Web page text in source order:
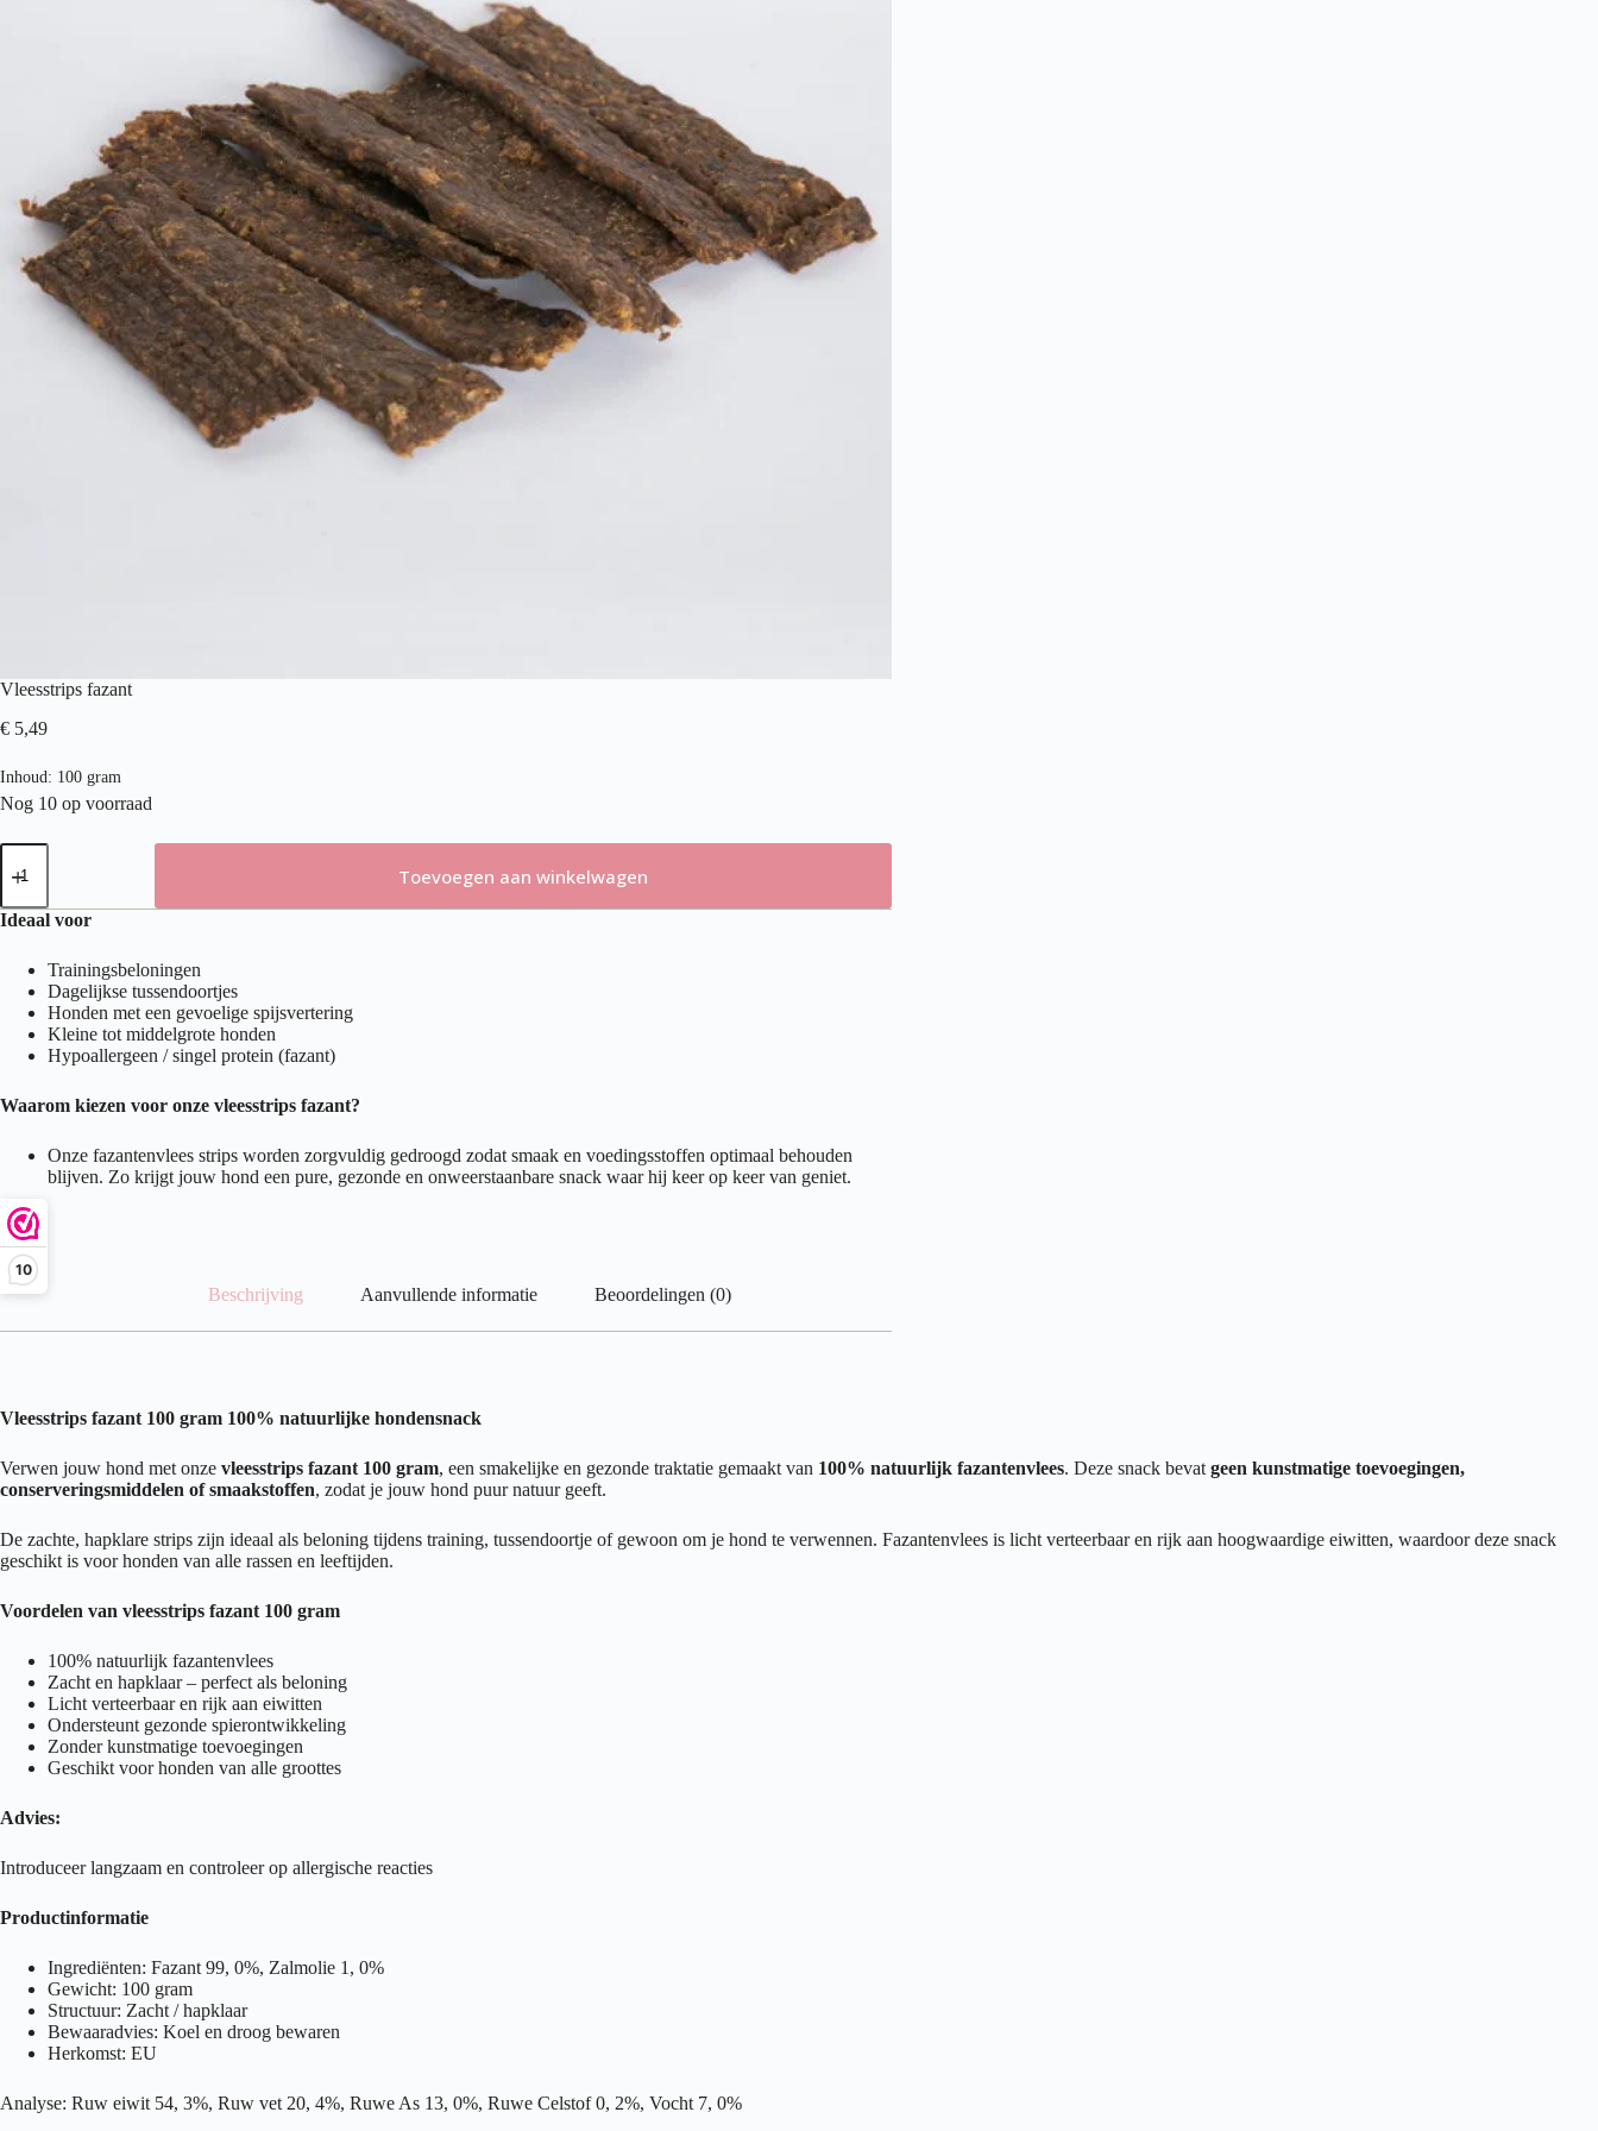
10
Vleesstrips fazant
€ 5,49
Inhoud: 100 gram
Nog 10 op voorraad
Vleesstrips
fazant
Toevoegen aan winkelwagen
Ideaal voor
Trainingsbeloningen
Dagelijkse tussendoortjes
Honden met een gevoelige spijsvertering
Kleine tot middelgrote honden
Hypoallergeen / singel protein (fazant)
Waarom kiezen voor onze vleesstrips fazant?
Onze fazantenvlees strips worden zorgvuldig gedroogd zodat smaak en voedingsstoffen optimaal behouden
blijven. Zo krijgt jouw hond een pure, gezonde en onweerstaanbare snack waar hij keer op keer van geniet.
Beschrijving Aanvullende informatie Beoordelingen (0)
Vleesstrips fazant 100 gram 100% natuurlijke hondensnack
Verwen jouw hond met onze vleesstrips fazant 100 gram, een smakelijke en gezonde traktatie gemaakt van 100% natuurlijk fazantenvlees. Deze snack bevat geen kunstmatige toevoegingen,
conserveringsmiddelen of smaakstoffen, zodat je jouw hond puur natuur geeft.
De zachte, hapklare strips zijn ideaal als beloning tijdens training, tussendoortje of gewoon om je hond te verwennen. Fazantenvlees is licht verteerbaar en rijk aan hoogwaardige eiwitten, waardoor deze snack
geschikt is voor honden van alle rassen en leeftijden.
Voordelen van vleesstrips fazant 100 gram
100% natuurlijk fazantenvlees
Zacht en hapklaar – perfect als beloning
Licht verteerbaar en rijk aan eiwitten
Ondersteunt gezonde spierontwikkeling
Zonder kunstmatige toevoegingen
Geschikt voor honden van alle groottes
Advies:
Introduceer langzaam en controleer op allergische reacties
Productinformatie
Ingrediënten: Fazant 99, 0%, Zalmolie 1, 0%
Gewicht: 100 gram
Structuur: Zacht / hapklaar
Bewaaradvies: Koel en droog bewaren
Herkomst: EU
Analyse: Ruw eiwit 54, 3%, Ruw vet 20, 4%, Ruwe As 13, 0%, Ruwe Celstof 0, 2%, Vocht 7, 0%